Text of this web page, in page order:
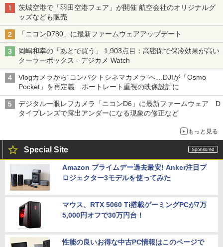
茨城空港で「羽田空港フェア」が開催 航空会社のオリジナルグ
ッズなども販売
「ニコンD780」に最新ファームウェアアップデート
岡嶋和幸の「あとで買う」 1,903点目：高密閉で保冷効果が高い
クーラーボックス - デジカメ Watch
Vlogカメラから“コンパクトシネマカメラ”へ…DJIが「Osmo
Pocket」を再定義 ポートレート重視の映像設計に
デジタル一眼レフカメラ「ニコンD6」に最新ファームウェア D
タイプレンズで露出アンダーになる現象の修正など
もっと見る
Special Site
Amazon プライムデー過去最安! Anker注目プ
ロジェクター3モデルを使ってみた
マウス、RTX 5060 Ti搭載ゲーミングPCが7万
5,000円オフで30万円台！
性能の良いお得な中古PC情報はこのページで